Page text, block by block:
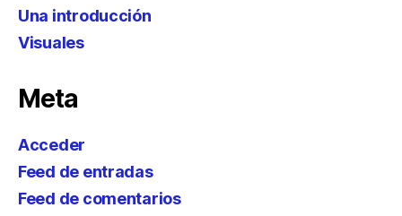
Una introducción
Visuales
Meta
Acceder
Feed de entradas
Feed de comentarios